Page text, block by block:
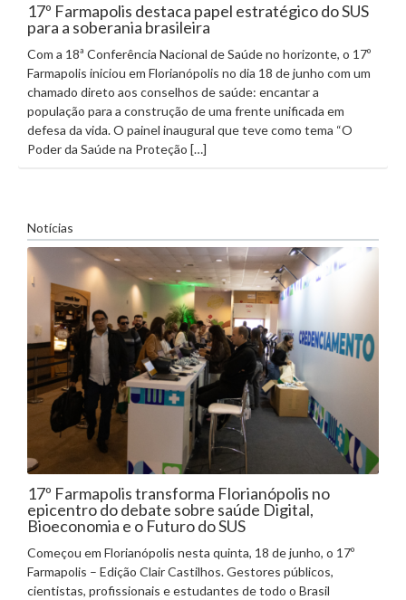
17º Farmapolis destaca papel estratégico do SUS
para a soberania brasileira
Com a 18ª Conferência Nacional de Saúde no horizonte, o 17º
Farmapolis iniciou em Florianópolis no dia 18 de junho com um
chamado direto aos conselhos de saúde: encantar a
população para a construção de uma frente unificada em
defesa da vida. O painel inaugural que teve como tema “O
Poder da Saúde na Proteção […]
Notícias
17º Farmapolis transforma Florianópolis no
epicentro do debate sobre saúde Digital,
Bioeconomia e o Futuro do SUS
Começou em Florianópolis nesta quinta, 18 de junho, o 17º
Farmapolis – Edição Clair Castilhos. Gestores públicos,
cientistas, profissionais e estudantes de todo o Brasil